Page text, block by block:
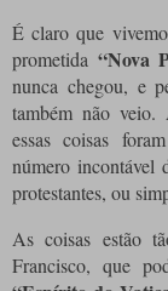
É claro que
prometida “Nova
nunca chegou, e
também não veio.
essas coisas
número incontável
protestantes, ou
As coisas estão
Francisco, que